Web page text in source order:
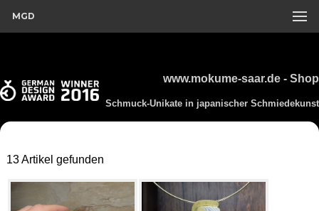
MGD
www.mokume-saar.de - Shop
Schmuck-Unikate in japanischer Schmiedekunst
13 Artikel gefunden